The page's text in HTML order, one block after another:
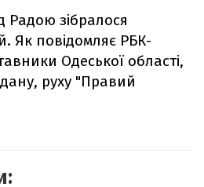
Радою зібралося
Як повідомляє РБК-
Одеської області,
руху "Правий